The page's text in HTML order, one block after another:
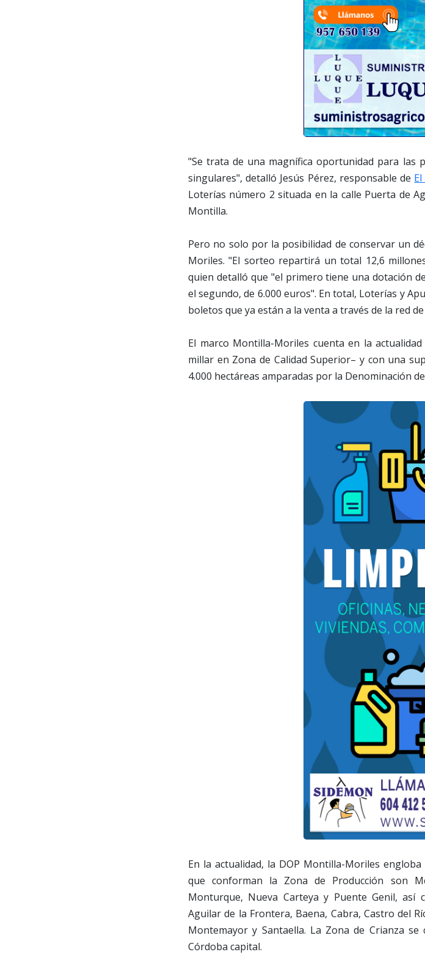
"Se trata de una magnífica oportunidad para las
singulares", detalló Jesús Pérez, responsable de
Loterías número 2 situada en la calle Puerta de
Montilla.
Pero no solo por la posibilidad de conservar un
Moriles. "El sorteo repartirá un total 12,6
quien detalló que "el primero tiene una dotación
el segundo, de 6.000 euros". En total, Loterías y
boletos que ya están a la venta a través de la red
El marco Montilla-Moriles cuenta en la
millar en Zona de Calidad Superior– y con una
4.000 hectáreas amparadas por la Denominación
En la actualidad, la DOP Montilla-Moriles
que conforman la Zona de Producción son
Monturque, Nueva Carteya y Puente Genil,
Aguilar de la Frontera, Baena, Cabra, Castro del
Montemayor y Santaella. La Zona de Crianza
Córdoba capital.